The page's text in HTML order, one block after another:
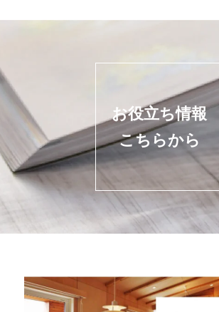
お役立ち情報
こちらから